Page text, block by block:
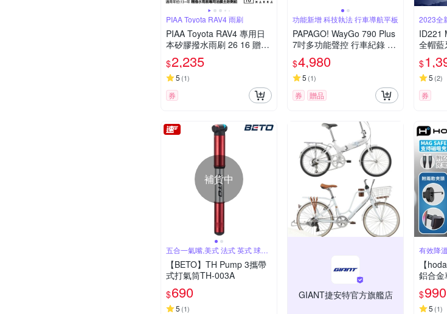
PIAA Toyota RAV4 雨刷
PIAA Toyota RAV4 專用日
本矽膠撥水雨刷 26 16 贈油
膜去除劑 13~年 哈家人
$2,235
5 (1)
券
功能新增 科技執法 行車導航平板
PAPAGO! WayGo 790 Plus
7吋多功能聲控 行車紀錄 導
航平板(科技執法/WIFI線上
更新圖資)~急
$4,980
5 (1)
券 贈品
2023全
ID221
全帽藍
雙人
$
5 (2)
券
補貨中
五合一氣嘴,美式 法式 英式 球類
氣球
【BETO】TH Pump 3攜帶
式打氣筒TH-003A
$690
5 (1)
GIANT捷安特官方旗艦店
有效降
【
鋁合金
式手
$990
5 (1)